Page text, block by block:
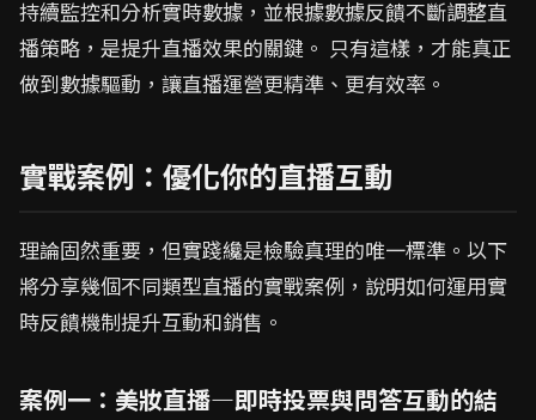
持續監控和分析實時數據，並根據數據反饋不斷調整直
播策略，是提升直播效果的關鍵。 只有這樣，才能真正
做到數據驅動，讓直播運營更精準、更有效率。
實戰案例：優化你的直播互動
理論固然重要，但實踐纔是檢驗真理的唯一標準。以下
將分享幾個不同類型直播的實戰案例，說明如何運用實
時反饋機制提升互動和銷售。
案例一：美妝直播—即時投票與問答互動的結